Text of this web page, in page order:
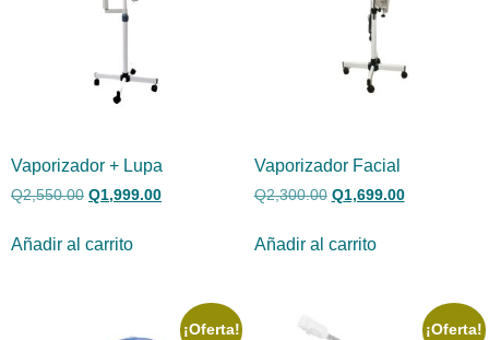
Vaporizador + Lupa
Q2,550.00 Q1,999.00
Añadir al carrito
Vaporizador Facial
Q2,300.00 Q1,699.00
Añadir al carrito
¡Oferta! ¡Oferta!